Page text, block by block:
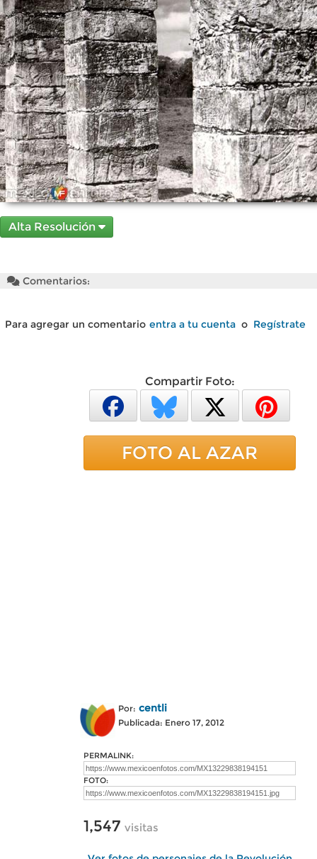
Alta Resolución
Comentarios:
Para agregar un comentario entra a tu cuenta o Regístrate
Compartir Foto:
FOTO AL AZAR
Por: centli
Publicada: Enero 17, 2012
PERMALINK:
FOTO:
1,547 visitas